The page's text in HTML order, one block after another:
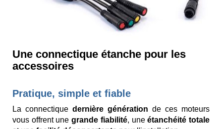
Une connectique étanche pour les
accessoires
Pratique, simple et fiable
La connectique dernière génération de ces moteurs
vous offrent unegrande fiabilité, uneétanchéité totale